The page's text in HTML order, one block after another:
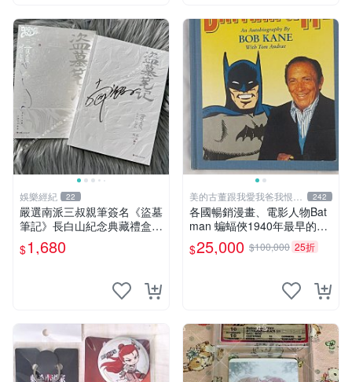
娛樂經紀 22
嚴選南派三叔親筆簽名《盜墓
筆記》長白山紀念典藏禮盒，
限量收藏必備 原著小說 定價
特別款
$1,680
美的古董跟我愛我爸我恨壞
人
242
各國暢銷漫畫、電影人物Bat
man 蝙蝠俠1940年最早的創
作者，這本書是Batman and
me 是Bob Kane 1990年出的
$25,000 $100,000 25折